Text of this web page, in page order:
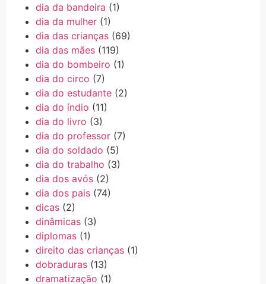
dia da bandeira (1)
dia da mulher (1)
dia das crianças (69)
dia das mães (119)
dia do bombeiro (1)
dia do circo (7)
dia do estudante (2)
dia do índio (11)
dia do livro (3)
dia do professor (7)
dia do soldado (5)
dia do trabalho (3)
dia dos avós (2)
dia dos pais (74)
dicas (2)
dinâmicas (3)
diplomas (1)
direito das crianças (1)
dobraduras (13)
dramatização (1)